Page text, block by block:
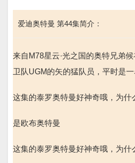
爱迪奥特曼 第44集简介：
来自M78星云·光之国的奥特兄弟
卫队UGM的矢的猛队员，平时是
这集的泰罗奥特曼好神奇哦，为什
是欧布奥特曼
这集的泰罗奥特曼好神奇哦，为什